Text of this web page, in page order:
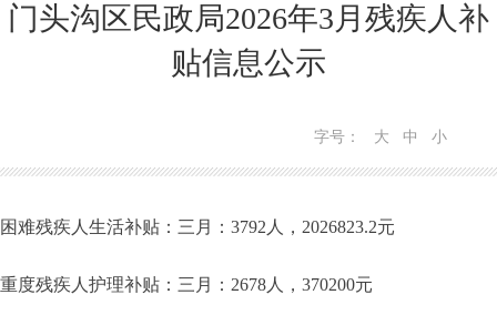
门头沟区民政局2026年3月残疾人补
贴信息公示
字号： 大 中 小
困难残疾人生活补贴：三月：3792人，2026823.2元
重度残疾人护理补贴：三月：2678人，370200元